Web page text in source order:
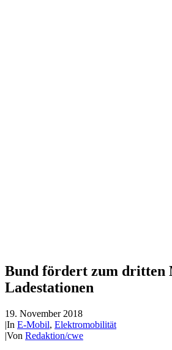
Bund fördert zum dritten
Ladestationen
19. November 2018
|In E-Mobil, Elektromobilität
|Von Redaktion/cwe